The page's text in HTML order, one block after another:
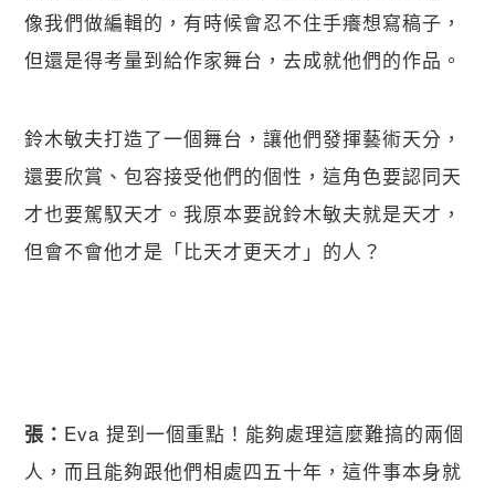
像我們做編輯的，有時候會忍不住手癢想寫稿子，
但還是得考量到給作家舞台，去成就他們的作品。
鈴木敏夫打造了一個舞台，讓他們發揮藝術天分，
還要欣賞、包容接受他們的個性，這角色要認同天
才也要駕馭天才。我原本要說鈴木敏夫就是天才，
但會不會他才是「比天才更天才」的人？
張： Eva 提到一個重點！能夠處理這麼難搞的兩個
人，而且能夠跟他們相處四五十年，這件事本身就